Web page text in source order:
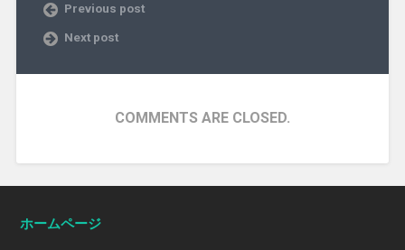
Previous post
Next post
COMMENTS ARE CLOSED.
ホームページ